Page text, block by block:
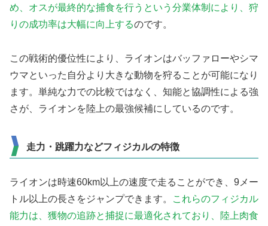
め、オスが最終的な捕食を行うという分業体制により、狩
りの成功率は大幅に向上するのです。
この戦術的優位性により、ライオンはバッファローやシマ
ウマといった自分より大きな動物を狩ることが可能になり
ます。単純な力での比較ではなく、知能と協調性による強
さが、ライオンを陸上の最強候補にしているのです。
走力・跳躍力などフィジカルの特徴
ライオンは時速60km以上の速度で走ることができ、9メー
トル以上の長さをジャンプできます。
これらのフィジカル
能力は、獲物の追跡と捕捉に最適化されており、陸上肉食